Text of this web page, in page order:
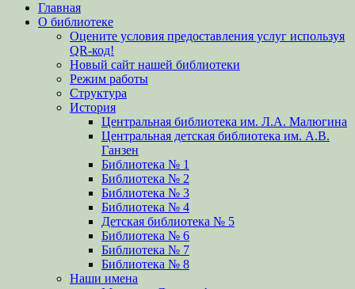
вверх
Главная
О библиотеке
Оцените условия предоставления услуг используя
QR-код!
Новый сайт нашей библиотеки
Режим работы
Структура
История
Центральная библиотека им. Л.А. Малюгина
Центральная детская библиотека им. А.В.
Ганзен
Библиотека № 1
Библиотека № 2
Библиотека № 3
Библиотека № 4
Детская библиотека № 5
Библиотека № 6
Библиотека № 7
Библиотека № 8
Наши имена